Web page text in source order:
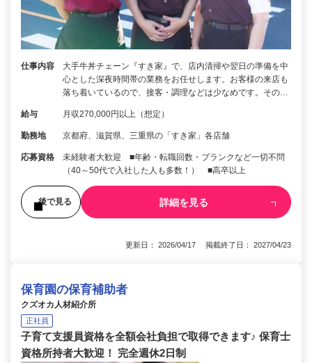
仕事内容
大手牛丼チェーン『すき家』で、店内清掃や翌日の準備を中
心とした深夜時間帯の業務をお任せします。お客様の来店も
落ち着いているので、接客・調理などは少なめです。その…
給与 月収270,000円以上（想定）
勤務地 京都府、滋賀県、三重県の「すき家」各店舗
応募資格
未経験者大歓迎 ■年齢・転職回数・ブランクなど一切不問
（40～50代で入社した人も多数！） ■高卒以上
後で見る 詳細を見る
更新日： 2026/04/17 掲載終了日： 2027/04/23
保育園の保育補助者
クズオカ人材紹介所
正社員
子育て支援員資格を全額会社負担で取得できます♪ 保育士
資格所持者大歓迎！ 完全週休2日制